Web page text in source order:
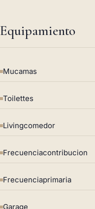
Equipamiento
Mucamas
Toilettes
Livingcomedor
Frecuenciacontribucion
Frecuenciaprimaria
Garage